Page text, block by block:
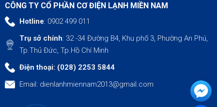
CÔNG TY CỔ PHẦN CƠ ĐIỆN LẠNH MIỀN NAM
Hotline: 0902 499 011
Trụ sở chính: 32 -34 Đường B4, Khu phố 3, Phường An Phú,
Tp.Thủ Đức, Tp.Hồ Chí Minh
Điện thoại: (028) 2253 5844
Email: dienlanhmiennam2013@gmail.com